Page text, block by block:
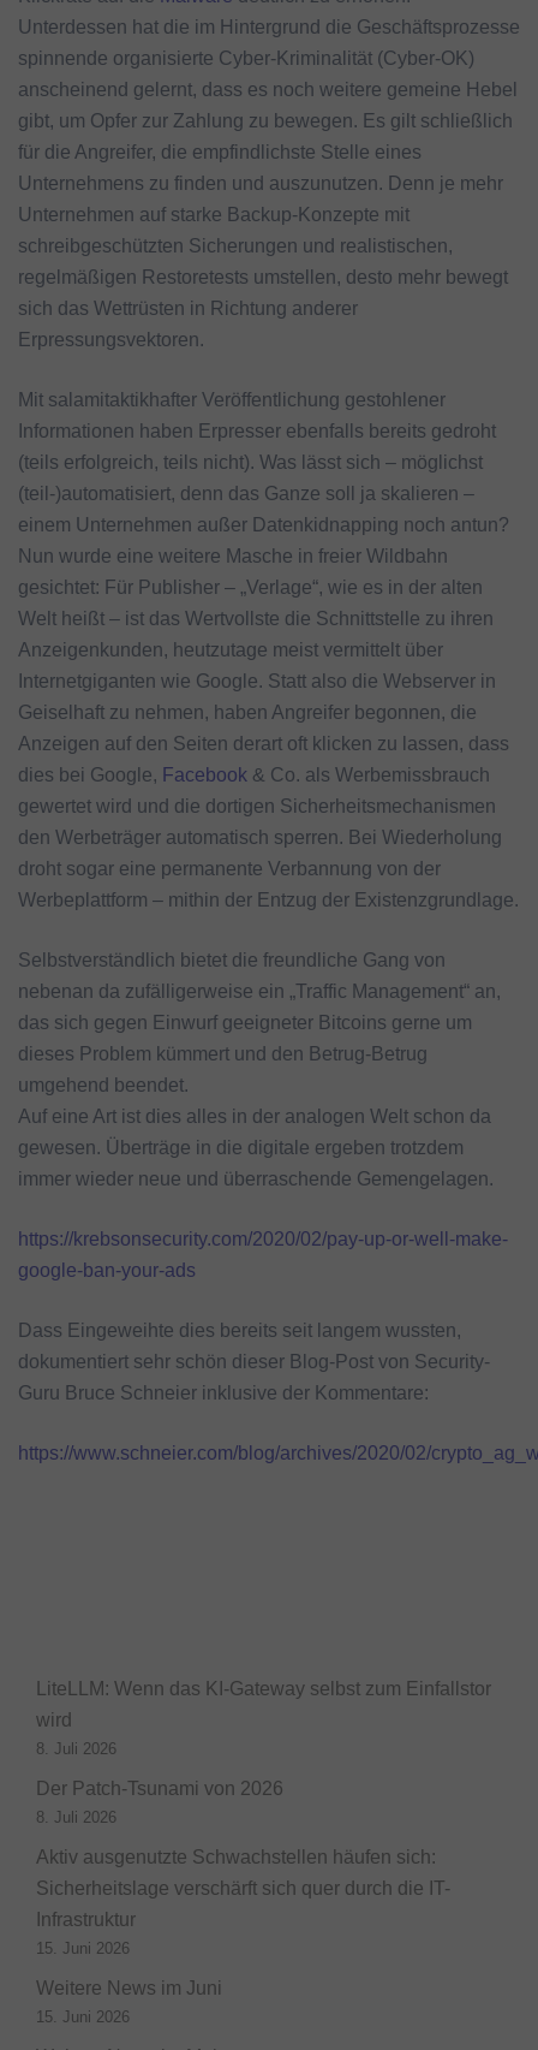
Unterdessen hat die im Hintergrund die Geschäftsprozesse
spinnende organisierte Cyber-Kriminalität (Cyber-OK)
anscheinend gelernt, dass es noch weitere gemeine Hebel
gibt, um Opfer zur Zahlung zu bewegen. Es gilt schließlich
für die Angreifer, die empfindlichste Stelle eines
Unternehmens zu finden und auszunutzen. Denn je mehr
Unternehmen auf starke Backup-Konzepte mit
schreibgeschützten Sicherungen und realistischen,
regelmäßigen Restoretests umstellen, desto mehr bewegt
sich das Wettrüsten in Richtung anderer
Erpressungsvektoren.
Mit salamitaktikhafter Veröffentlichung gestohlener
Informationen haben Erpresser ebenfalls bereits gedroht
(teils erfolgreich, teils nicht). Was lässt sich – möglichst
(teil-)automatisiert, denn das Ganze soll ja skalieren –
einem Unternehmen außer Datenkidnapping noch antun?
Nun wurde eine weitere Masche in freier Wildbahn
gesichtet: Für Publisher – „Verlage“, wie es in der alten
Welt heißt – ist das Wertvollste die Schnittstelle zu ihren
Anzeigenkunden, heutzutage meist vermittelt über
Internetgiganten wie Google. Statt also die Webserver in
Geiselhaft zu nehmen, haben Angreifer begonnen, die
Anzeigen auf den Seiten derart oft klicken zu lassen, dass
dies bei Google, Facebook & Co. als Werbemissbrauch
gewertet wird und die dortigen Sicherheitsmechanismen
den Werbeträger automatisch sperren. Bei Wiederholung
droht sogar eine permanente Verbannung von der
Werbeplattform – mithin der Entzug der Existenzgrundlage.
Selbstverständlich bietet die freundliche Gang von
nebenan da zufälligerweise ein „Traffic Management“ an,
das sich gegen Einwurf geeigneter Bitcoins gerne um
dieses Problem kümmert und den Betrug-Betrug
umgehend beendet.
Auf eine Art ist dies alles in der analogen Welt schon da
gewesen. Überträge in die digitale ergeben trotzdem
immer wieder neue und überraschende Gemengelagen.
https://krebsonsecurity.com/2020/02/pay-up-or-well-make-
google-ban-your-ads
Dass Eingeweihte dies bereits seit langem wussten,
dokumentiert sehr schön dieser Blog-Post von Security-
Guru Bruce Schneier inklusive der Kommentare:
https://www.schneier.com/blog/archives/2020/02/
LiteLLM: Wenn das KI-Gateway selbst zum Einfallstor
wird
8. Juli 2026
Der Patch-Tsunami von 2026
8. Juli 2026
Aktiv ausgenutzte Schwachstellen häufen sich:
Sicherheitslage verschärft sich quer durch die IT-
Infrastruktur
15. Juni 2026
Weitere News im Juni
15. Juni 2026